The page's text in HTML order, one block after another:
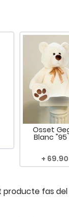
Osset
Blanc
69.90
producte fas